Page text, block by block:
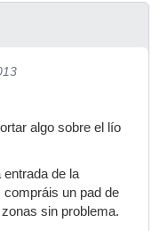
algo sobre el lío
entrada de la
un pad de
sin problema.